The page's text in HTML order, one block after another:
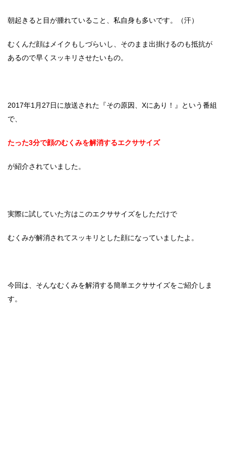
朝起きると目が腫れていること、私自身も多いです。（汗）
むくんだ顔はメイクもしづらいし、そのまま出掛けるのも抵抗が
あるので早くスッキリさせたいもの。
2017年1月27日に放送された『その原因、Xにあり！』という番組
で、
たった3分で顔のむくみを解消するエクササイズ
が紹介されていました。
実際に試していた方はこのエクササイズをしただけで
むくみが解消されてスッキリとした顔になっていましたよ。
今回は、そんなむくみを解消する簡単エクササイズをご紹介しま
す。